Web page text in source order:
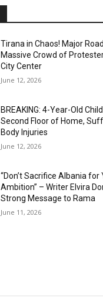
Tirana in Chaos! Major
Massive Crowd of
City Center
June 12, 2026
BREAKING: 4-Year-Old
Second Floor of Home,
Body Injuries
June 12, 2026
“Don’t Sacrifice Albania for
Ambition” – Writer Elvira
Strong Message to Rama
June 11, 2026